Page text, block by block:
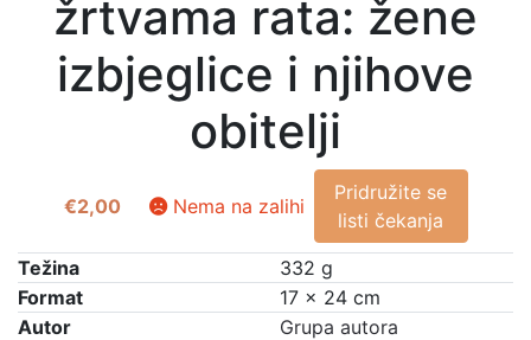
žrtvama rata: žene
izbjeglice i njihove
obitelji
€2,00 Nema na zalihi
Pridružite se
listi čekanja
Težina
332 g
Format
17 × 24 cm
Autor
Grupa autora